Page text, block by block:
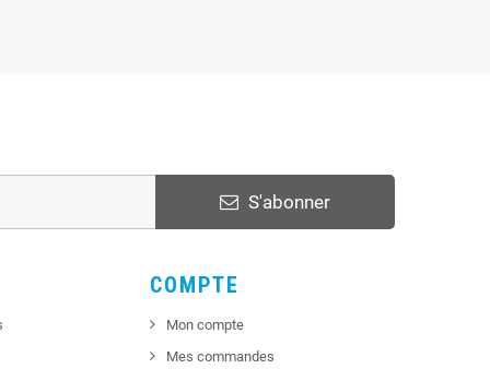
S'abonner
COMPTE
Mon compte
Mes commandes